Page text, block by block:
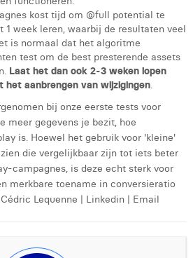
kost tijd om @full potential te
1 week leren, waarbij de resultaten veel
is normaal dat het algoritme
test om de best presterende assets
Laat het dan ook 2-3 weken lopen
aanbrengen van wijzigingen
bij onze eerste tests voor
meer gegevens je bezit, hoe
is. Hoewel het gebruik voor 'kleine'
die vergelijkbaar zijn tot iets beter
campagnes, is deze echt sterk voor
merkbare toename in conversieratio
Lequenne | Linkedin | Email